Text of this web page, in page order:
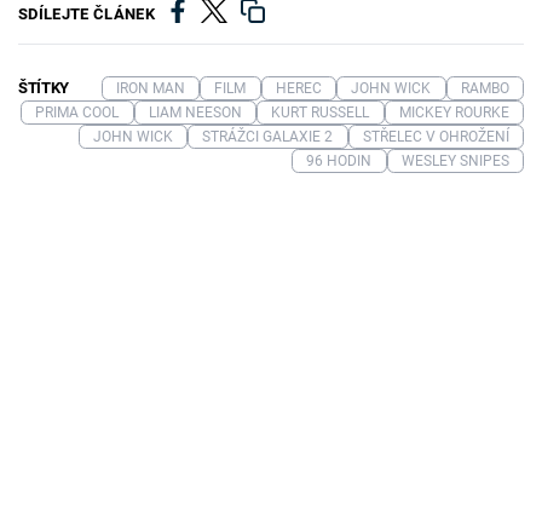
SDÍLEJTE ČLÁNEK
ŠTÍTKY IRON MAN FILM HEREC JOHN WICK
RAMBO
PRIMA COOL
LIAM NEESON KURT RUSSELL
MICKEY ROURKE
JOHN WICK
STRÁŽCI GALAXIE 2
STŘELEC V OHROŽENÍ
96 HODIN
WESLEY SNIPES